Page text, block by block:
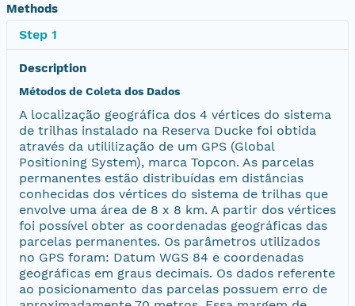
Methods
Step 1
Description
Métodos de Coleta dos Dados
A localização geográfica dos 4 vértices do sistema
de trilhas instalado na Reserva Ducke foi obtida
através da utililização de um GPS (Global
Positioning System), marca Topcon. As parcelas
permanentes estão distribuídas em distâncias
conhecidas dos vértices do sistema de trilhas que
envolve uma área de 8 x 8 km. A partir dos vértices
foi possível obter as coordenadas geográficas das
parcelas permanentes. Os parâmetros utilizados
no GPS foram: Datum WGS 84 e coordenadas
geográficas em graus decimais. Os dados referente
ao posicionamento das parcelas possuem erro de